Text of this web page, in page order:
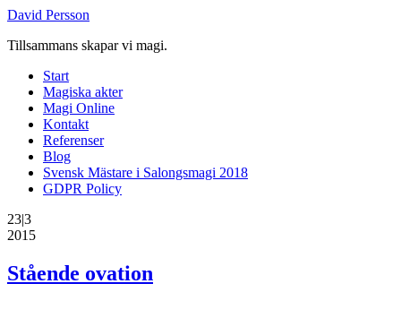
David Persson
Tillsammans skapar vi magi.
Start
Magiska akter
Magi Online
Kontakt
Referenser
Blog
Svensk Mästare i Salongsmagi 2018
GDPR Policy
23|3
2015
Stående ovation